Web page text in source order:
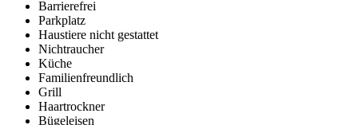
Barrierefrei
Parkplatz
Haustiere nicht gestattet
Nichtraucher
Küche
Familienfreundlich
Grill
Haartrockner
Bügeleisen